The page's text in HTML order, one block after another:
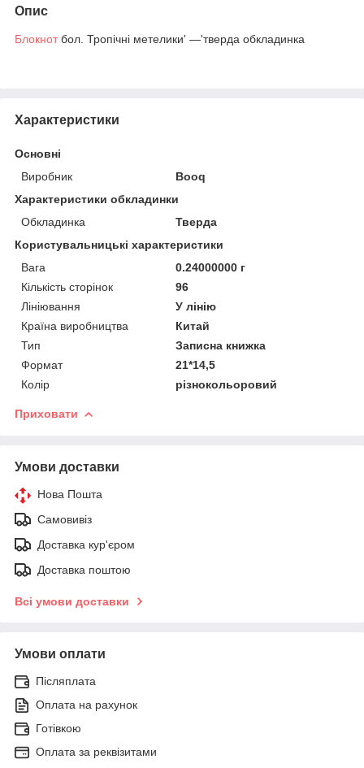
Опис
Блокнотбол. Тропічні метелики' —'тверда обкладинка
Характеристики
Основні
Виробник
Booq
Характеристики обкладинки
Обкладинка
Тверда
Користувальницькі характеристики
Вага
0.24000000 г
Кількість сторінок
96
Лініювання
У лінію
Країна виробництва
Китай
Тип
Записна книжка
Формат
21*14,5
Колір
різнокольоровий
Приховати
Умови доставки
Нова Пошта
Самовивіз
Доставка кур'єром
Доставка поштою
Всі умови доставки
Умови оплати
Післяплата
Оплата на рахунок
Готівкою
Оплата за реквізитами